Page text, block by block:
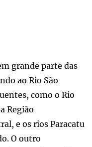
grande parte das
ao Rio São
como o Rio
Região
e os rios Paracatu
O outro